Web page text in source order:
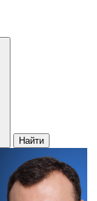
Найти